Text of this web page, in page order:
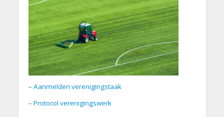
– Aanmelden verenigingstaak
– Protocol verenigingswerk